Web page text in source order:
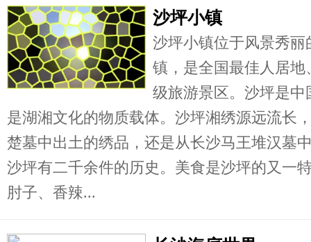
沙坪小镇
沙坪小镇位于风景秀
镇，是全国最佳人居
级旅游景区。沙坪是
是湖湘文化的物质载体。沙坪湘绣源远流长
楚墓中出土的绣品，还是从长沙马王堆汉墓
沙坪有二千余件的历史。美食是沙坪的又一
肘子、香辣...